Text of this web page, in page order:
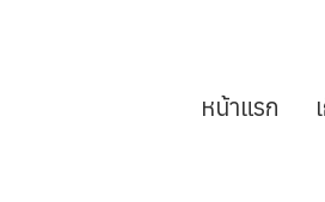
หน้าแรก